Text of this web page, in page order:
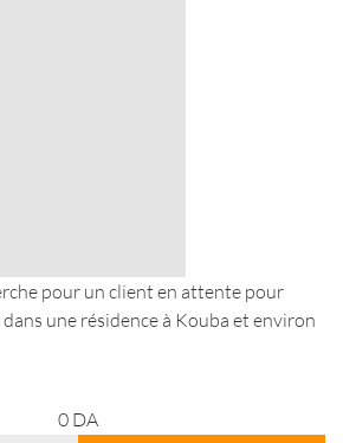
pour un client en attente pour
une résidence à Kouba et environ
0 DA